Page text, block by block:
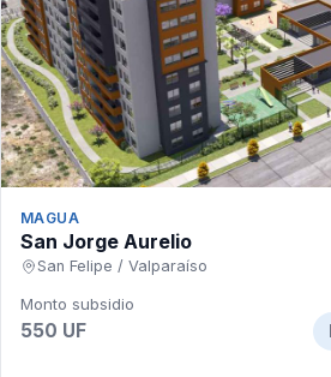
MAGUA
San Jorge Aurelio
San Felipe / Valparaíso
Monto subsidio
550 UF